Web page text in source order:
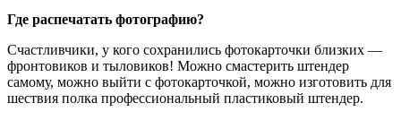
Где распечатать фотографию?
Счастливчики, у кого сохранились фотокарточки близких —
фронтовиков и тыловиков! Можно смастерить штендер
самому, можно выйти с фотокарточкой, можно изготовить для
шествия полка профессиональный пластиковый штендер.